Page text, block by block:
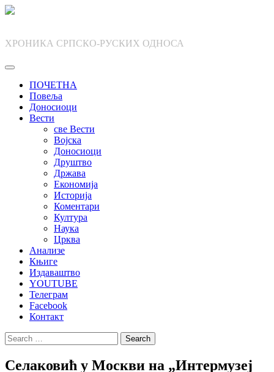
Skip
ХРОНИКА СРПСКО-РУСКИХ ОДНОСА
ПОЧЕТНА
Повеља
Доносиоци
Вести
све Вести
Војска
Доносиоци
Друштво
Држава
Економија
Историја
Коментари
Култура
Наука
Црква
Анализе
Књиге
Издаваштво
YOUTUBE
Телеграм
Facebook
Контакт
Search
for:
Селаковић у Москви на „Интермузеј